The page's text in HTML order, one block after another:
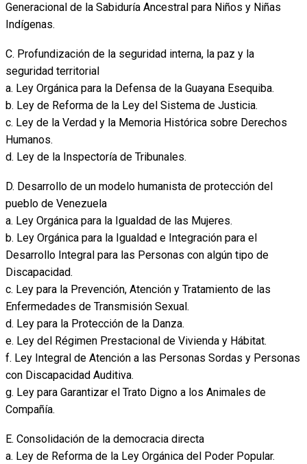
Generacional de la Sabiduría Ancestral para Niños y Niñas
Indígenas.
C. Profundización de la seguridad interna, la paz y la
seguridad territorial
a. Ley Orgánica para la Defensa de la Guayana Esequiba.
b. Ley de Reforma de la Ley del Sistema de Justicia.
c. Ley de la Verdad y la Memoria Histórica sobre Derechos
Humanos.
d. Ley de la Inspectoría de Tribunales.
D. Desarrollo de un modelo humanista de protección del
pueblo de Venezuela
a. Ley Orgánica para la Igualdad de las Mujeres.
b. Ley Orgánica para la Igualdad e Integración para el
Desarrollo Integral para las Personas con algún tipo de
Discapacidad.
c. Ley para la Prevención, Atención y Tratamiento de las
Enfermedades de Transmisión Sexual.
d. Ley para la Protección de la Danza.
e. Ley del Régimen Prestacional de Vivienda y Hábitat.
f. Ley Integral de Atención a las Personas Sordas y Personas
con Discapacidad Auditiva.
g. Ley para Garantizar el Trato Digno a los Animales de
Compañía.
E. Consolidación de la democracia directa
a. Ley de Reforma de la Ley Orgánica del Poder Popular.